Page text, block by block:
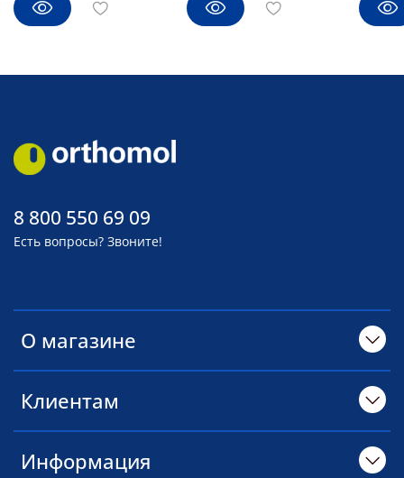
О магазине
Клиентам
Информация
8 800 550 69 09
Есть вопросы? Звоните!